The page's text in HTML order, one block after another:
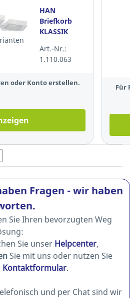
HAN
Briefkorb
KLASSIK
A4/C4, 255 x
348 x 65 mm,
Art.-Nr.:
1.110.063
oder Konto erstellen. Für
Fragen - wir haben
Sie Ihren bevorzugten Weg
Sie unser Helpcenter,
Sie mit uns oder nutzen Sie
Kontaktformular.
und per Chat sind wir